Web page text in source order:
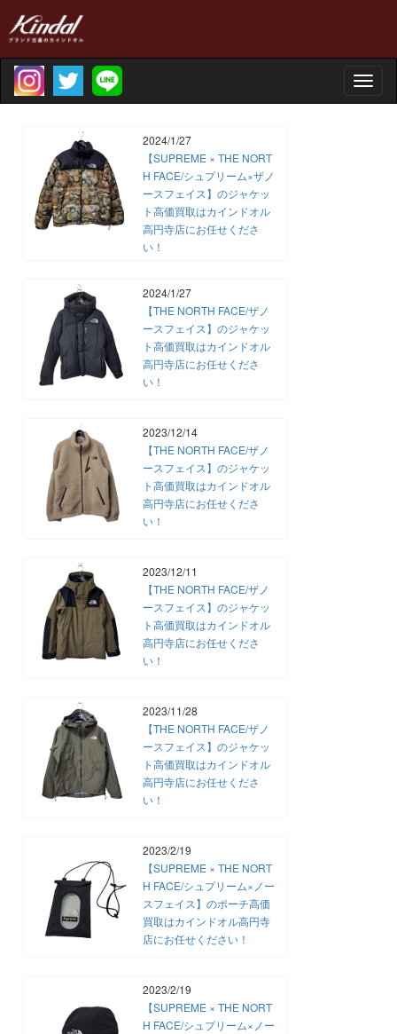
Toggle
2024/1/27
【SUPREME × THE NORT
H FACE/シュプリーム×ザノ
ースフェイス】のジャケッ
ト高価買取はカインドオル
高円寺店にお任せくださ
い！
2024/1/27
【THE NORTH FACE/ザノ
ースフェイス】のジャケッ
ト高価買取はカインドオル
高円寺店にお任せくださ
い！
2023/12/14
【THE NORTH FACE/ザノ
ースフェイス】のジャケッ
ト高価買取はカインドオル
高円寺店にお任せくださ
い！
2023/12/11
【THE NORTH FACE/ザノ
ースフェイス】のジャケッ
ト高価買取はカインドオル
高円寺店にお任せくださ
い！
2023/11/28
【THE NORTH FACE/ザノ
ースフェイス】のジャケッ
ト高価買取はカインドオル
高円寺店にお任せくださ
い！
2023/2/19
【SUPREME × THE NORT
H FACE/シュプリーム×ノー
スフェイス】のポーチ高価
買取はカインドオル高円寺
店にお任せください！
2023/2/19
【SUPREME × THE NORT
H FACE/シュプリーム×ノー